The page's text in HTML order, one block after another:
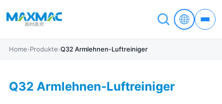
Home›Produkte›Q32 Armlehnen-Luftreiniger
Q32 Armlehnen-Luftreiniger